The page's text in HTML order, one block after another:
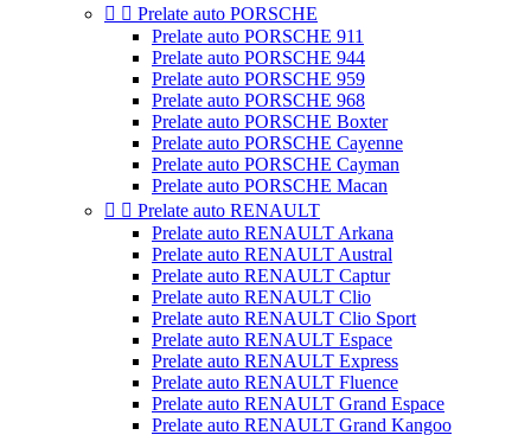
  Prelate auto PORSCHE
Prelate auto PORSCHE 911
Prelate auto PORSCHE 944
Prelate auto PORSCHE 959
Prelate auto PORSCHE 968
Prelate auto PORSCHE Boxter
Prelate auto PORSCHE Cayenne
Prelate auto PORSCHE Cayman
Prelate auto PORSCHE Macan
  Prelate auto RENAULT
Prelate auto RENAULT Arkana
Prelate auto RENAULT Austral
Prelate auto RENAULT Captur
Prelate auto RENAULT Clio
Prelate auto RENAULT Clio Sport
Prelate auto RENAULT Espace
Prelate auto RENAULT Express
Prelate auto RENAULT Fluence
Prelate auto RENAULT Grand Espace
Prelate auto RENAULT Grand Kangoo